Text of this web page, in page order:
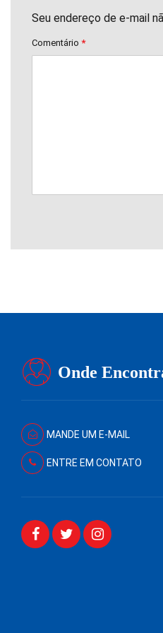
Seu endereço de e-mail
Comentário *
Onde
MANDE UM E-MAIL
ENTRE EM CONTATO